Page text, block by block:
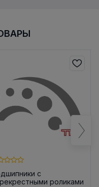
с
роликами